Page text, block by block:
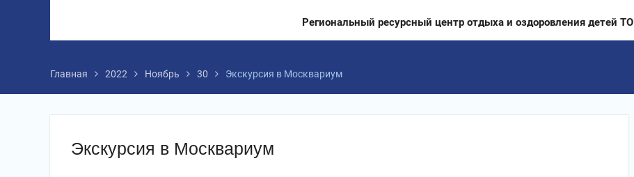
Региональный ресурсный центр отдыха и оздоровления детей ТО
Главная 2022 Ноябрь 30 Экскурсия в Москвариум
Экскурсия в Москвариум